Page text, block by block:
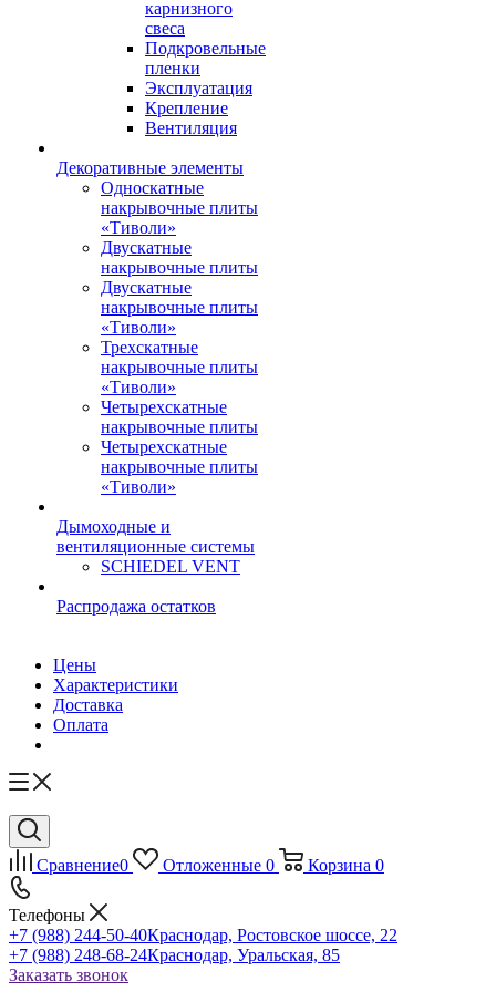
карнизного
свеса
Подкровельные
пленки
Эксплуатация
Крепление
Вентиляция
Декоративные элементы
Односкатные
накрывочные плиты
«Тиволи»
Двускатные
накрывочные плиты
Двускатные
накрывочные плиты
«Тиволи»
Трехскатные
накрывочные плиты
«Тиволи»
Четырехскатные
накрывочные плиты
Четырехскатные
накрывочные плиты
«Тиволи»
Дымоходные и
вентиляционные системы
SCHIEDEL VENT
Распродажа остатков
Цены
Характеристики
Доставка
Оплата
Сравнение0 Отложенные 0 Корзина 0
Телефоны
+7 (988) 244-50-40Краснодар, Ростовское шоссе, 22
+7 (988) 248-68-24Краснодар, Уральская, 85
Заказать звонок